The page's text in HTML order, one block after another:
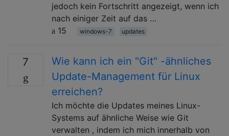
jedoch kein Fortschritt angezeigt, wenn ich
nach einiger Zeit auf das …
15
windows-7 updates
7
Wie kann ich ein "Git" -ähnliches
Update-Management für Linux
erreichen?
Ich möchte die Updates meines Linux-
Systems auf ähnliche Weise wie Git
verwalten , indem ich mich innerhalb von